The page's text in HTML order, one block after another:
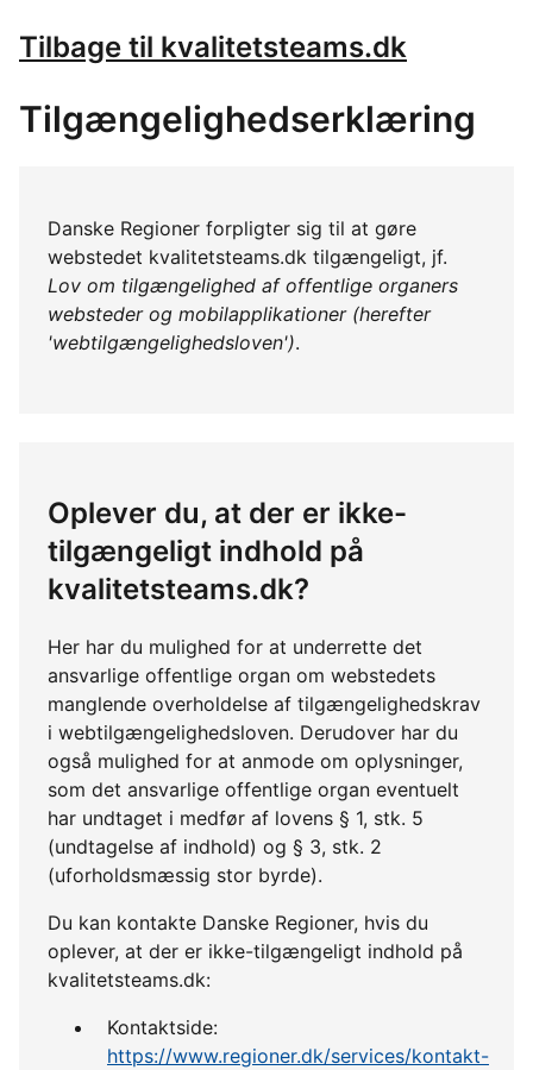
Tilbage til kvalitetsteams.dk
Tilgængelighedserklæring
Danske Regioner forpligter sig til at gøre
webstedet kvalitetsteams.dk tilgængeligt, jf.
Lov om tilgængelighed af offentlige organers
websteder og mobilapplikationer (herefter
'webtilgængelighedsloven').
Oplever du, at der er ikke-
tilgængeligt indhold på
kvalitetsteams.dk?
Her har du mulighed for at underrette det
ansvarlige offentlige organ om webstedets
manglende overholdelse af tilgængelighedskrav
i webtilgængelighedsloven. Derudover har du
også mulighed for at anmode om oplysninger,
som det ansvarlige offentlige organ eventuelt
har undtaget i medfør af lovens § 1, stk. 5
(undtagelse af indhold) og § 3, stk. 2
(uforholdsmæssig stor byrde).
Du kan kontakte Danske Regioner, hvis du
oplever, at der er ikke-tilgængeligt indhold på
kvalitetsteams.dk:
Kontaktside:
https://www.regioner.dk/services/kontakt-